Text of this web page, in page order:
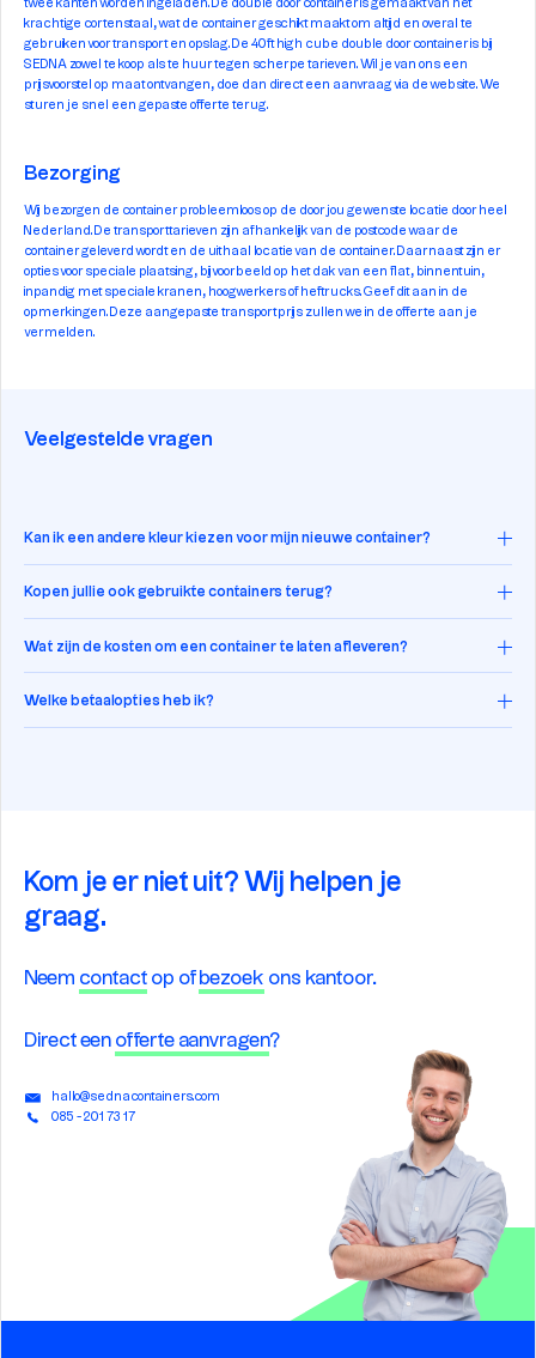
twee kanten worden ingeladen. De double door container is gemaakt van het
krachtige cortenstaal, wat de container geschikt maakt om altijd en overal te
gebruiken voor transport en opslag. De 40ft high cube double door container is bij
SEDNA zowel te koop als te huur tegen scherpe tarieven. Wil je van ons een
prijsvoorstel op maat ontvangen, doe dan direct een aanvraag via de website. We
sturen je snel een gepaste offerte terug.
Bezorging
Wij bezorgen de container probleemloos op de door jou gewenste locatie door heel
Nederland. De transporttarieven zijn afhankelijk van de postcode waar de
container geleverd wordt en de uithaal locatie van de container. Daarnaast zijn er
opties voor speciale plaatsing, bijvoorbeeld op het dak van een flat, binnentuin,
inpandig met speciale kranen, hoogwerkers of heftrucks. Geef dit aan in de
opmerkingen. Deze aangepaste transportprijs zullen we in de offerte aan je
vermelden.
Veelgestelde vragen
Kan ik een andere kleur kiezen voor mijn nieuwe container?
Kopen jullie ook gebruikte containers terug?
Wat zijn de kosten om een container te laten afleveren?
Welke betaalopties heb ik?
Kom je er niet uit? Wij helpen je
graag.
Neem contact op of bezoek ons kantoor.
Direct een offerte aanvragen?
hallo@sednacontainers.com
085 - 201 73 17